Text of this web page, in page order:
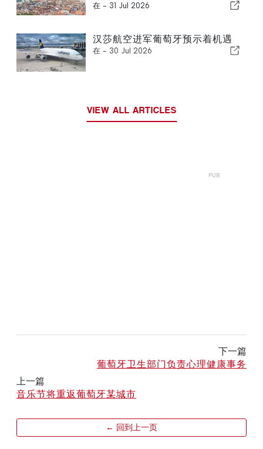
在 - 31 Jul 2026
汉莎航空进军葡萄牙预示着机遇
在 - 30 Jul 2026
VIEW ALL ARTICLES
下一篇
葡萄牙卫生部门负责心理健康事务
上一篇
音乐节将重返葡萄牙某城市
← 回到上一页